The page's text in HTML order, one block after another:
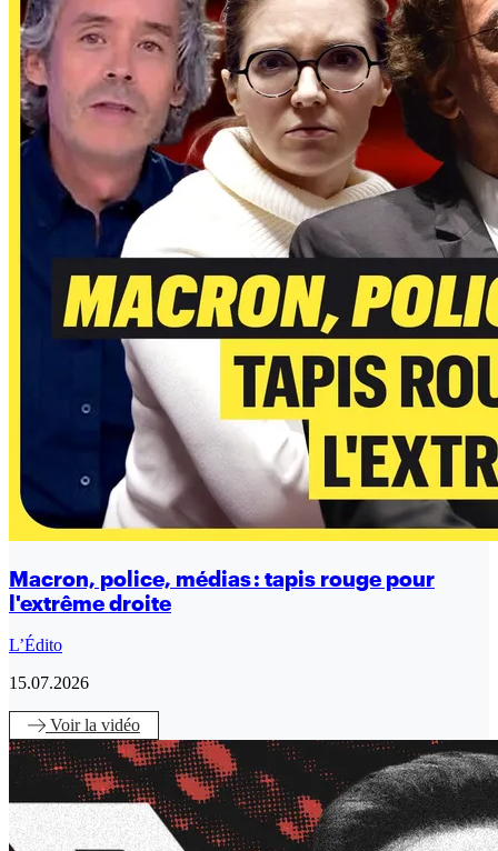
Macron, police, médias : tapis rouge pour
l'extrême droite
L’Édito
15.07.2026
Voirla vidéo